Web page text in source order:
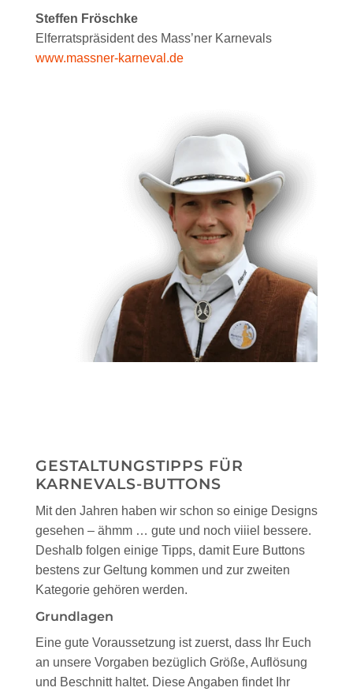
Steffen Fröschke
Elferratspräsident des Mass’ner Karnevals
www.massner-karneval.de
GESTALTUNGSTIPPS FÜR
KARNEVALS-BUTTONS
Mit den Jahren haben wir schon so einige Designs
gesehen – ähmm … gute und noch viiiel bessere.
Deshalb folgen einige Tipps, damit Eure Buttons
bestens zur Geltung kommen und zur zweiten
Kategorie gehören werden.
Grundlagen
Eine gute Voraussetzung ist zuerst, dass Ihr Euch
an unsere Vorgaben bezüglich Größe, Auflösung
und Beschnitt haltet. Diese Angaben findet Ihr